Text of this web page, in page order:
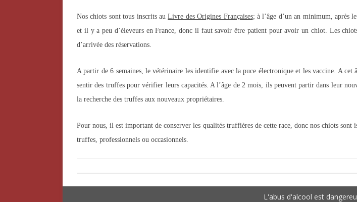
Nos chiots sont tous inscrits auLivre des Origines Françaises; à l’âge d’un an minimum, après
et il y a peu d’éleveurs en France, donc il faut savoir être patient pour avoir un chiot. Les
d’arrivée des réservations.
A partir de 6 semaines, le vétérinaire les identifie avec la puce électronique et les vaccine. A
sentir des truffes pour vérifier leurs capacités. A l’âge de 2 mois, ils peuvent partir dans leur
la recherche des truffes aux nouveaux propriétaires.
Pour nous, il est important de conserver les qualités truffières de cette race, donc nos chiots
truffes, professionnels ou occasionnels.
L'abus d'alcool est